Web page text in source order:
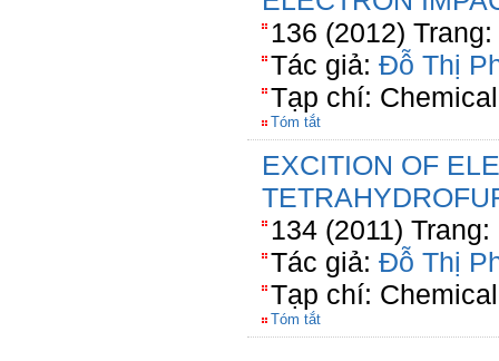
136 (2012) Trang:
Tác giả: Đỗ Thị
Tạp chí:
Tóm tắt
EXCITION OF
134 (2011) Trang:
Tác giả: Đỗ Thị
Tạp chí:
Tóm tắt